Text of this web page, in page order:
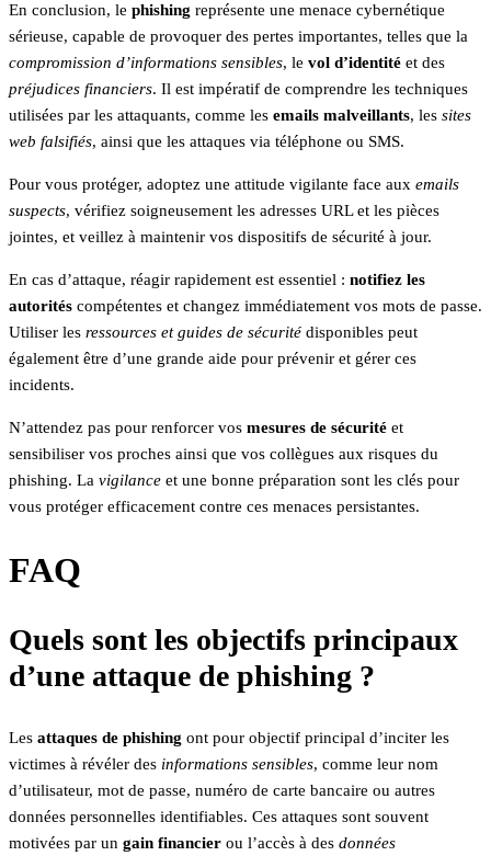
En conclusion, le phishing représente une menace cybernétique
sérieuse, capable de provoquer des pertes importantes, telles que la
compromission d’informations sensibles, le vol d’identité et des
préjudices financiers. Il est impératif de comprendre les techniques
utilisées par les attaquants, comme les emails malveillants, les sites
web falsifiés, ainsi que les attaques via téléphone ou SMS.
Pour vous protéger, adoptez une attitude vigilante face aux emails
suspects, vérifiez soigneusement les adresses URL et les pièces
jointes, et veillez à maintenir vos dispositifs de sécurité à jour.
En cas d’attaque, réagir rapidement est essentiel : notifiez les
autorités compétentes et changez immédiatement vos mots de passe.
Utiliser les ressources et guides de sécurité disponibles peut
également être d’une grande aide pour prévenir et gérer ces
incidents.
N’attendez pas pour renforcer vos mesures de sécurité et
sensibiliser vos proches ainsi que vos collègues aux risques du
phishing. La vigilance et une bonne préparation sont les clés pour
vous protéger efficacement contre ces menaces persistantes.
FAQ
Quels sont les objectifs principaux
d’une attaque de phishing ?
Les attaques de phishing ont pour objectif principal d’inciter les
victimes à révéler des informations sensibles, comme leur nom
d’utilisateur, mot de passe, numéro de carte bancaire ou autres
données personnelles identifiables. Ces attaques sont souvent
motivées par un gain financier ou l’accès à des données